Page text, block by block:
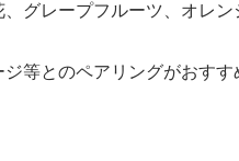
グレープフルーツ、オレ
等とのペアリングがおすす